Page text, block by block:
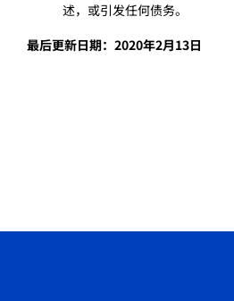
述，或引发任何债务。
最后更新日期：2020年2月13日